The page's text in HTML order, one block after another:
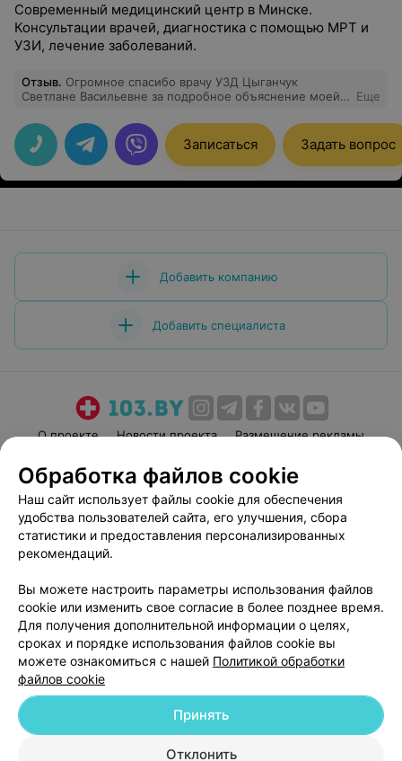
Современный медицинский центр в Минске.
Консультации врачей, диагностика с помощью МРТ и
УЗИ, лечение заболеваний.
Отзыв. Огромное спасибо врачу УЗД Цыганчук
Светлане Васильевне за подробное объяснение моей
повторяю раз в год, наблюдаю одно образование.
Только она рассказала детально, что видит, все
пояснила. Внимательная, вежливая, самый лучший
УЗИ-врач!
Еще
Записаться Задать вопрос
Добавить компанию
Добавить специалиста
О проекте Новости проекта
Размещение рекламы
Пользовательское соглашение
Способы оплаты
Вакансии
Партнеры
Написать руководителю 103.by
Персональные настройки cookie
Обработка персональных данных
© 2026 ООО «Артокс Лаб», УНП 191700409| 220012, Республика Беларусь,
г. Минск, улица Толбухина, 2, пом. 16 | help@103.by
Обработка файлов cookie
Наш сайт использует файлы cookie для обеспечения
удобства пользователей сайта, его улучшения, сбора
статистики и предоставления персонализированных
рекомендаций.
Вы можете настроить параметры использования файлов
cookie или изменить свое согласие в более позднее время.
Для получения дополнительной информации о целях,
сроках и порядке использования файлов cookie вы
можете ознакомиться с нашей Политикой обработки
файлов cookie
Отклонить
Принять